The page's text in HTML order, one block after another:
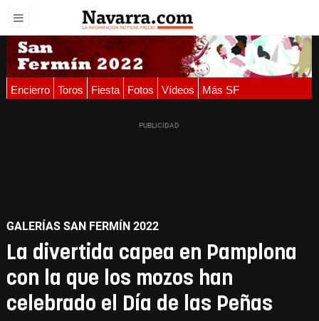
Encierro Toros Fiesta Fotos Vídeos Más SF
GALERÍAS SAN FERMÍN 2022
La divertida capea en Pamplona
con la que los mozos han
celebrado el Día de las Peñas